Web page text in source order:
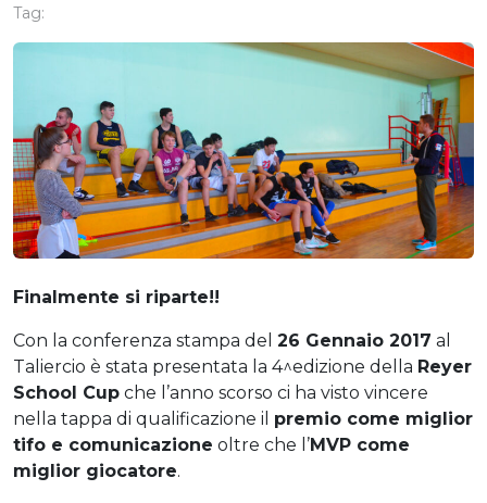
Tag:
Finalmente si riparte!!
Con la conferenza stampa del 26 Gennaio 2017 al
Taliercio è stata presentata la 4^edizione della Reyer
School Cup che l’anno scorso ci ha visto vincere
nella tappa di qualificazione il premio come miglior
tifo e comunicazione oltre che l’MVP come
miglior giocatore.